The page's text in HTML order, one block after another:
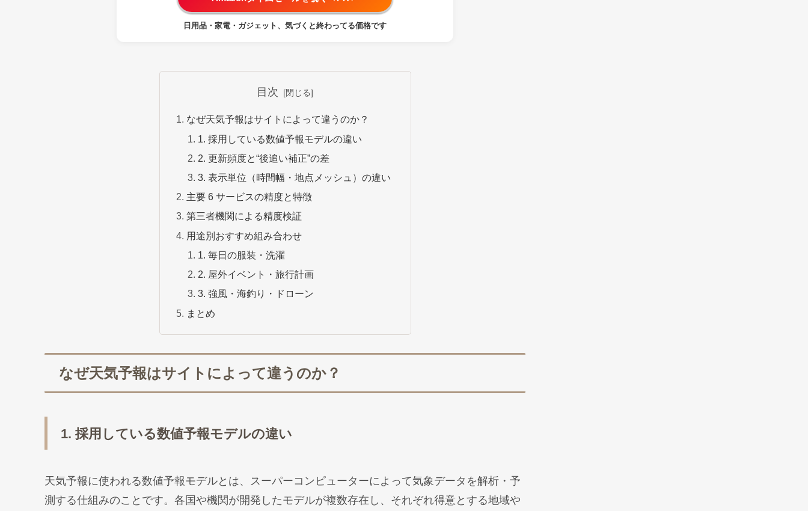
日用品・家電・ガジェット、気づくと終わってる価格です
目次
なぜ天気予報はサイトによって違うのか？
1. 採用している数値予報モデルの違い
2. 更新頻度と“後追い補正”の差
3. 表示単位（時間幅・地点メッシュ）の違い
主要 6 サービスの精度と特徴
第三者機関による精度検証
用途別おすすめ組み合わせ
1. 毎日の服装・洗濯
2. 屋外イベント・旅行計画
3. 強風・海釣り・ドローン
まとめ
なぜ天気予報はサイトによって違うのか？
1. 採用している数値予報モデルの違い
天気予報に使われる数値予報モデルとは、スーパーコンピューターによって気象データを解析・予
測する仕組みのことです。各国や機関が開発したモデルが複数存在し、それぞれ得意とする地域や